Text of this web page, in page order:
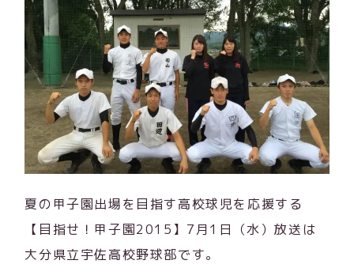
夏の甲子園出場を目指す高校球児を応援する
【目指せ！甲子園2015】7月1日（水）放送は
大分県立宇佐高校野球部です。